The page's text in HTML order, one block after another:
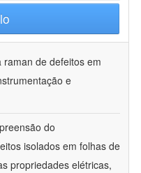
raman de defeitos em
e
do
isolados em folhas de
propriedades elétricas,